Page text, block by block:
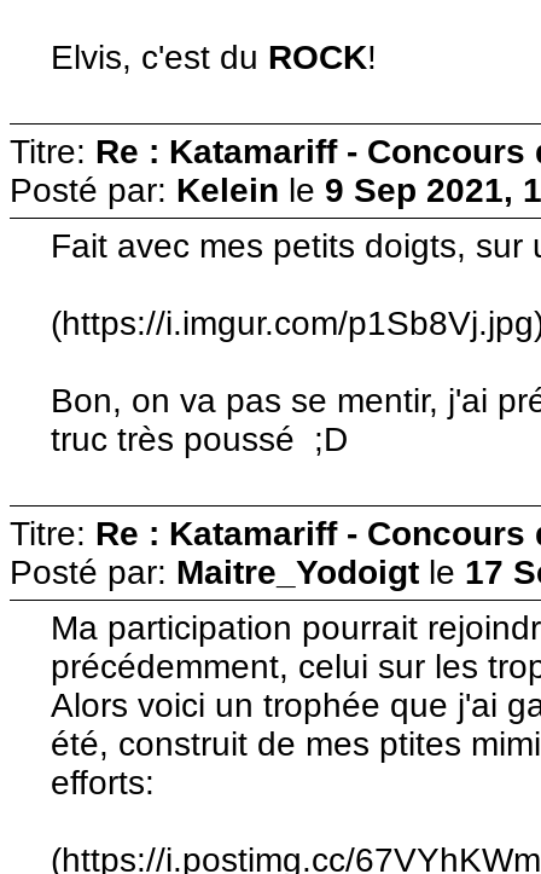
Elvis, c'est du ROCK!
Titre: Re : Katamariff - Concours
Posté par: Kelein le 9 Sep 2021,
Fait avec mes petits doigts,
(https://i.imgur.com/
Bon, on va pas se mentir, j'ai
truc très poussé ;D
Titre: Re : Katamariff - Concours
Posté par: Maitre_Yodoigt le 17
Ma participation pourrait
précédemment, celui sur les
Alors voici un trophée que j'ai
été, construit de mes ptites
efforts:
(https://i.postimg.cc/